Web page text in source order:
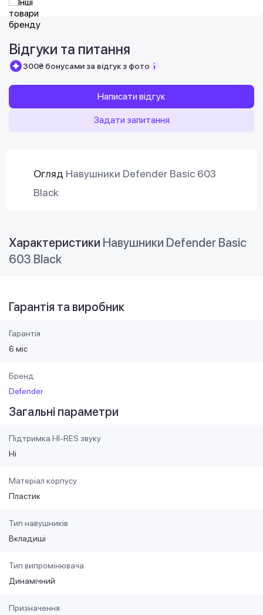
Відгуки та питання
300₴ бонусами за відгук з фото
Написати відгук
Задати запитання
Огляд Навушники Defender Basic 603
Black
Характеристики Навушники Defender Basic
603 Black
Гарантія та виробник
Гарантія
6 міс
Бренд
Defender
Загальні параметри
Підтримка HI-RES звуку
Ні
Матеріал корпусу
Пластик
Тип навушників
Вкладиші
Тип випромінювача
Динамічний
Призначення